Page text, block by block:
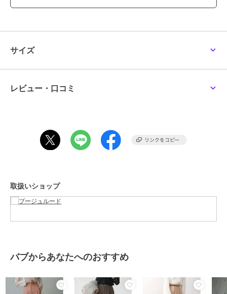
にくく、デイリー使いしやすいのも嬉しいポイントです。ロングシー
シンプルなTシャツやコンパクトなトップスを合わせた、バランスの
良い着こなしがおすすめ。シャツやジャケットを羽織れば、きちんと
洗濯方法：クリーニングネットをご使用ください
…………………
ほかにもお得な特典があるかもしれません♪
ェック！
※撮影環境により、多少実際のカラーと異なる場合がございます。ま
た、携帯やスマートフォン、パソコンなどの画面上と実物では多少色
サイズ
レビュー・口コミ
取扱いショップ
バブからあなたへのおすすめ